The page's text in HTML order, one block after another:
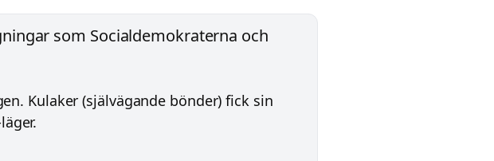
som Socialdemokraterna och
Kulaker (självägande bönder) fick sin